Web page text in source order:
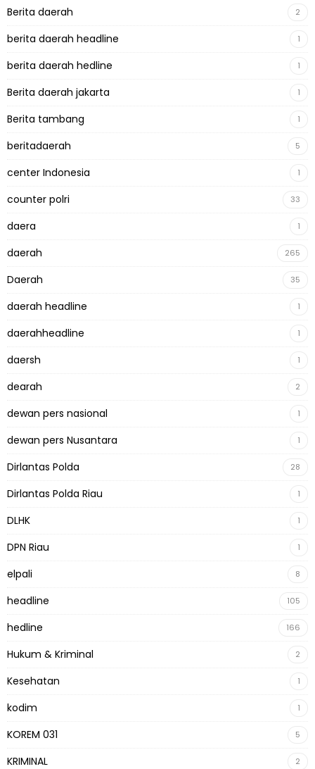
Berita daerah 2
berita daerah headline 1
berita daerah hedline 1
Berita daerah jakarta 1
Berita tambang 1
beritadaerah 5
center Indonesia 1
counter polri 33
daera 1
daerah 265
Daerah 35
daerah headline 1
daerahheadline 1
daersh 1
dearah 2
dewan pers nasional 1
dewan pers Nusantara 1
Dirlantas Polda 28
Dirlantas Polda Riau 1
DLHK 1
DPN Riau 1
elpali 8
headline 105
hedline 166
Hukum & Kriminal 2
Kesehatan 1
kodim 1
KOREM 031 5
KRIMINAL 2